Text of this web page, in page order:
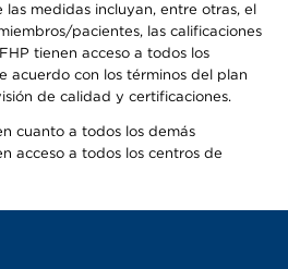
medidas incluyan, entre otras, el
pacientes, las calificaciones
tienen acceso a todos los
acuerdo con los términos del plan
de calidad y certificaciones.
cuanto a todos los demás
acceso a todos los centros de